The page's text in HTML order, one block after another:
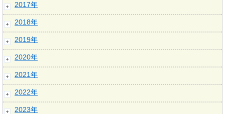
2017年
2018年
2019年
2020年
2021年
2022年
2023年